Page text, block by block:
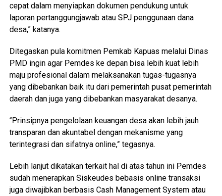
cepat dalam menyiapkan dokumen pendukung untuk
laporan pertanggungjawab atau SPJ penggunaan dana
desa,” katanya.
Ditegaskan pula komitmen Pemkab Kapuas melalui Dinas
PMD ingin agar Pemdes ke depan bisa lebih kuat lebih
maju profesional dalam melaksanakan tugas-tugasnya
yang dibebankan baik itu dari pemerintah pusat pemerintah
daerah dan juga yang dibebankan masyarakat desanya.
“Prinsipnya pengelolaan keuangan desa akan lebih jauh
transparan dan akuntabel dengan mekanisme yang
terintegrasi dan sifatnya online,” tegasnya.
Lebih lanjut dikatakan terkait hal di atas tahun ini Pemdes
sudah menerapkan Siskeudes bebasis online transaksi
juga diwajibkan berbasis Cash Management System atau